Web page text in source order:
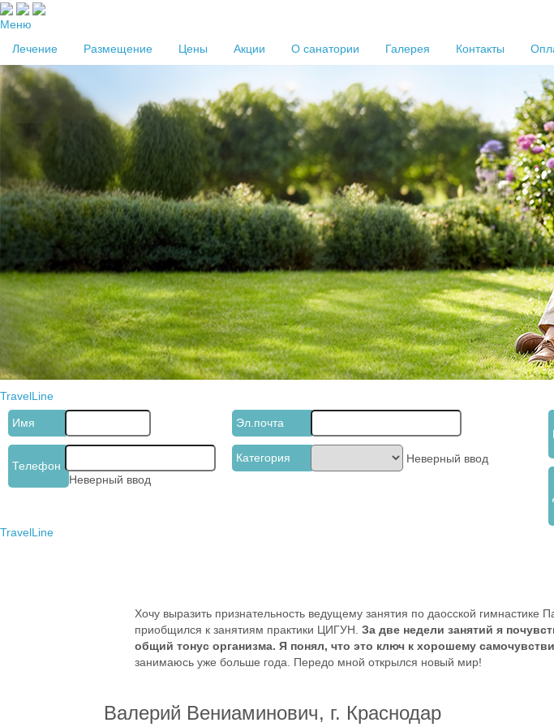
Меню
Лечение
Размещение Цены Акции О санатории Галерея Контакты
TravelLine
Имя
Телефон
Неверный ввод
Эл.почта
Категория Неверный ввод
TravelLine
Хочу выразить признательность ведущему занятия по даосской
приобщился к занятиям практики ЦИГУН. За две недели занятий я
общий тонус организма. Я понял, что это ключ к хорошему
занимаюсь уже больше года. Передо мной открылся новый мир!
Валерий Вениаминович, г. Краснодар